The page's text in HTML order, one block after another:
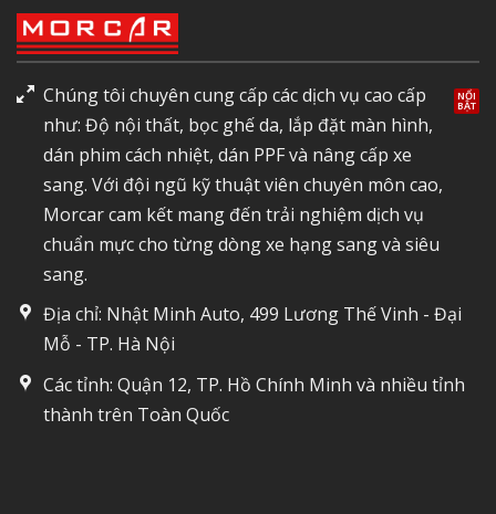
Chúng tôi chuyên cung cấp các dịch vụ cao cấp
như: Độ nội thất, bọc ghế da, lắp đặt màn hình,
dán phim cách nhiệt, dán PPF và nâng cấp xe
sang. Với đội ngũ kỹ thuật viên chuyên môn cao,
Morcar cam kết mang đến trải nghiệm dịch vụ
chuẩn mực cho từng dòng xe hạng sang và siêu
sang.
Địa chỉ: Nhật Minh Auto, 499 Lương Thế Vinh - Đại
Mỗ - TP. Hà Nội
Các tỉnh: Quận 12, TP. Hồ Chính Minh và nhiều tỉnh
thành trên Toàn Quốc